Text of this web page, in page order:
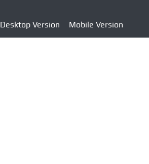
Desktop Version Mobile Version